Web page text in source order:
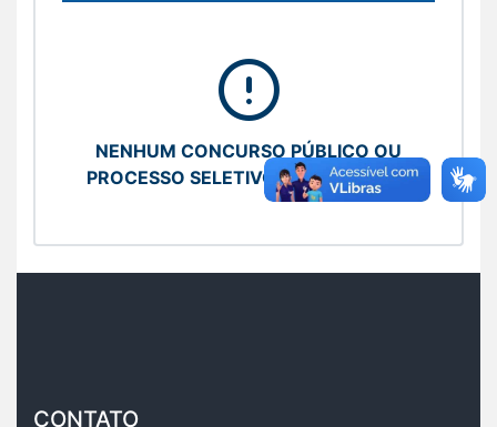
NENHUM CONCURSO PÚBLICO OU
PROCESSO SELETIVO ENCONTRADO
CONTATO